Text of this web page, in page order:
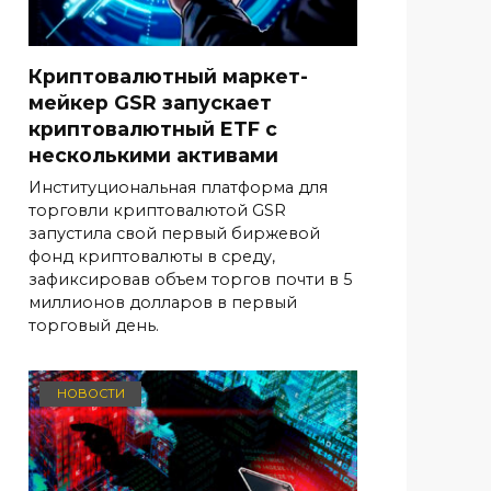
Криптовалютный маркет-
мейкер GSR запускает
криптовалютный ETF с
несколькими активами
Институциональная платформа для
торговли криптовалютой GSR
запустила свой первый биржевой
фонд криптовалюты в среду,
зафиксировав объем торгов почти в 5
миллионов долларов в первый
торговый день.
НОВОСТИ